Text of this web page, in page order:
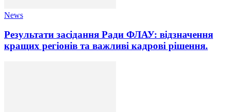
News
Результати засідання Ради ФЛАУ: відзначення
кращих регіонів та важливі кадрові рішення.